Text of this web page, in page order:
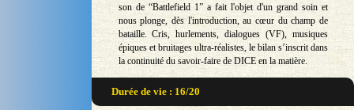
son de “Battlefield 1” a fait l'objet d'un grand soin et
nous plonge, dès l'introduction, au cœur du champ de
bataille. Cris, hurlements, dialogues (VF), musiques
épiques et bruitages ultra-réalistes, le bilan s’inscrit dans
la continuité du savoir-faire de DICE en la matière.
Durée de vie : 16/20